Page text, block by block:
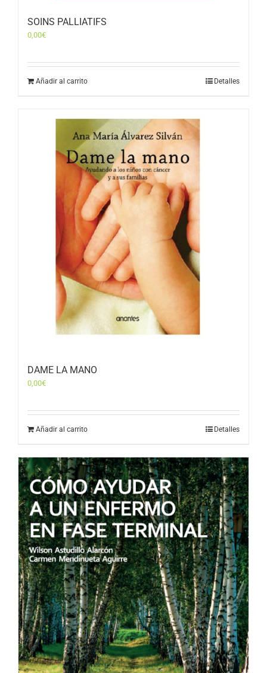
SOINS PALLIATIFS
0,00€
Añadir al carrito Detalles
DAME LA MANO
0,00€
Añadir al carrito Detalles